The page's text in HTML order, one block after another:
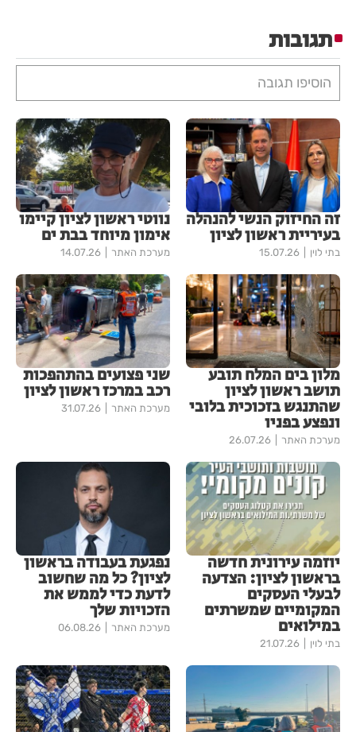
תגובות
הוסיפו תגובה
זה החיזוק הנשי להנהלה
בעיריית ראשון לציון
בתי לוין 15.07.26
נווטי ראשון לציון קיימו
אימון מיוחד בבת ים
מערכת האתר 14.07.26
מלון בים המלח תובע
תושב ראשון לציון
שהתנגש בזכוכית בלובי
ונפצע בפניו
מערכת האתר 26.07.26
שני פצועים בהתהפכות
רכב במרכז ראשון לציון
מערכת האתר 31.07.26
יוזמה עירונית חדשה
בראשון לציון: הצדעה
לבעלי העסקים
המקומיים שמשרתים
במילואים
בתי לוין 21.07.26
נפגעת בעבודה בראשון
לציון? כל מה שחשוב
לדעת כדי לממש את
הזכויות שלך
מערכת האתר 06.08.26